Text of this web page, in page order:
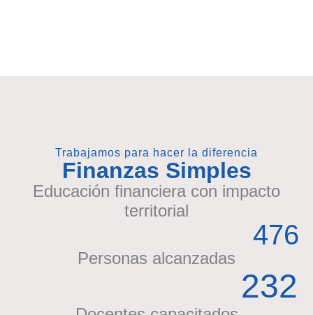
Trabajamos para hacer la diferencia
Finanzas Simples
Educación financiera con impacto
territorial
476
Personas alcanzadas
232